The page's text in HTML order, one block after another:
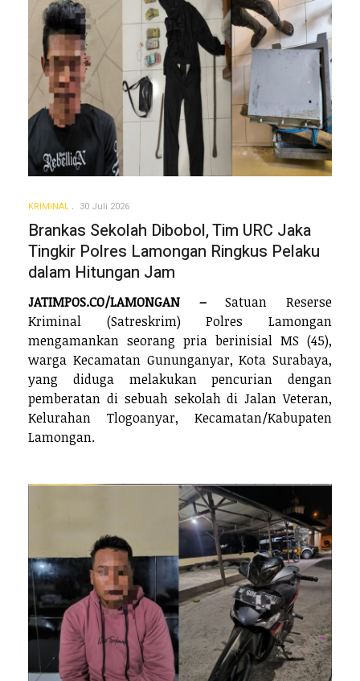
KRIMINAL 30 Juli 2026
Brankas Sekolah Dibobol, Tim URC Jaka
Tingkir Polres Lamongan Ringkus Pelaku
dalam Hitungan Jam
JATIMPOS.CO/LAMONGAN –Satuan Reserse
Kriminal (Satreskrim) Polres Lamongan
mengamankan seorang pria berinisial MS (45),
warga Kecamatan Gununganyar, Kota Surabaya,
yang diduga melakukan pencurian dengan
pemberatan di sebuah sekolah di Jalan Veteran,
Kelurahan Tlogoanyar, Kecamatan/Kabupaten
Lamongan.